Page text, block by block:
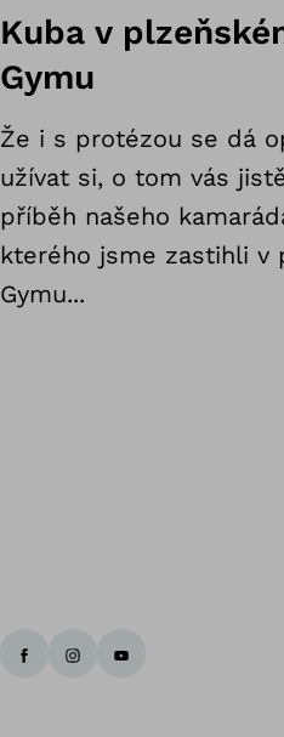
Kuba v
Gymu
Že i s protézou se dá
užívat si, o tom vás
příběh našeho
kterého jsme zastihli v
Gymu...